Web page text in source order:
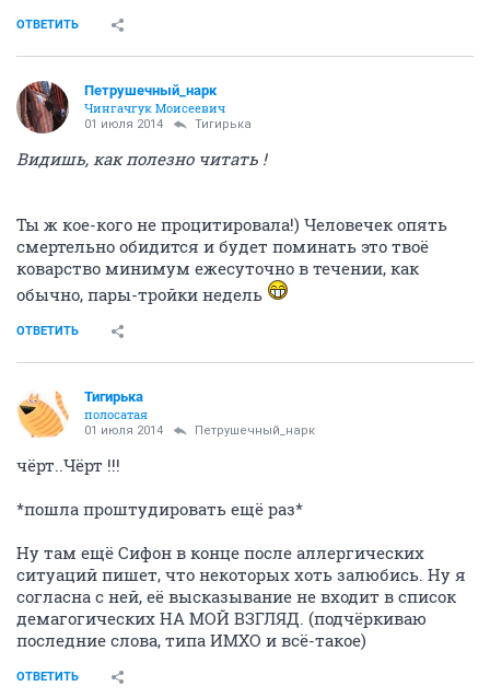
ОТВЕТИТЬ
Петрушечный_нарк
Чингачгук Моисеевич
01 июля 2014 Тигирька
Видишь, как полезно читать !
Ты ж кое-кого не процитировала!) Человечек опять
смертельно обидится и будет поминать это твоё
коварство минимум ежесуточно в течении, как
обычно, пары-тройки недель
ОТВЕТИТЬ
Тигирька
полосатая
01 июля 2014 Петрушечный_нарк
чёрт..Чёрт !!!
*пошла проштудировать ещё раз*
Ну там ещё Сифон в конце после аллергических
ситуаций пишет, что некоторых хоть залюбись. Ну я
согласна с ней, её высказывание не входит в список
демагогических НА МОЙ ВЗГЛЯД. (подчёркиваю
последние слова, типа ИМХО и всё-такое)
ОТВЕТИТЬ